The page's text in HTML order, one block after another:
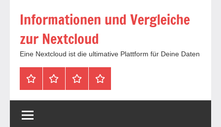
InhaltInformationen und Vergleiche
zur Nextcloud
Eine Nextcloud ist die ultimative Plattform für Deine Daten
StartseiteNeuste Cloud
Tags